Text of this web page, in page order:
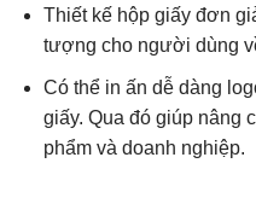
Thiết kế hộp giấy đơn
tượng cho người dùng
Có thể in ấn dễ dàng
giấy. Qua đó giúp nâng
phẩm và doanh nghiệp.